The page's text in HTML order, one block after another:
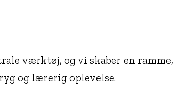
værktøj, og vi skaber en ramme,
og lærerig oplevelse.